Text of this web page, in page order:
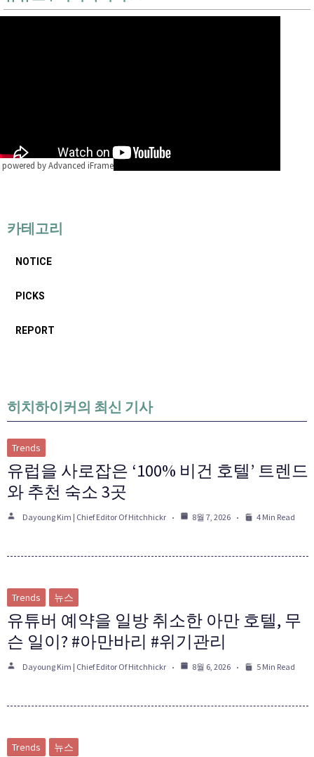
powered by Advanced iFrame
카테고리
NOTICE
PICKS
REPORT
히치하이커의 최신 기사
Trends
유럽을 사로잡은 ‘100% 비건 호텔’ 트렌드
와 추천 숙소 3곳
Dayoung Kim | Chief Editor Of Hitchhickr 8월 7, 2026 4 Min Read
Trends 뉴스
유튜버 예약을 일방 취소한 아만 호텔, 무
슨 일이? #아만바리 #위기관리
Dayoung Kim | Chief Editor Of Hitchhickr 8월 6, 2026 5 Min Read
Trends 뉴스